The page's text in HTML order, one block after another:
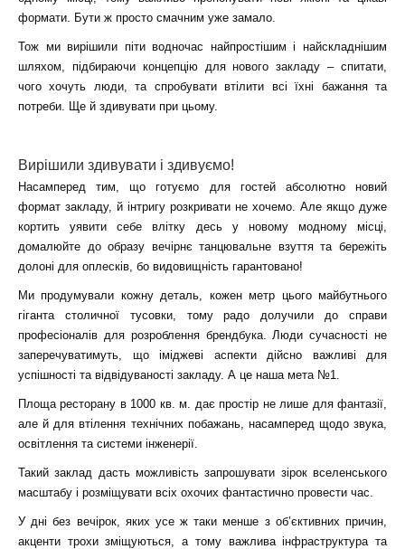
формати. Бути ж просто смачним уже замало.
Тож ми вирішили піти водночас найпростішим і найскладнішим
шляхом, підбираючи концепцію для нового закладу – спитати,
чого хочуть люди, та спробувати втілити всі їхні бажання та
потреби. Ще й здивувати при цьому.
Вирішили здивувати і здивуємо!
Насамперед тим, що готуємо для гостей абсолютно новий
формат закладу, й інтригу розкривати не хочемо. Але якщо дуже
кортить уявити себе влітку десь у новому модному місці,
домалюйте до образу вечірнє танцювальне взуття та бережіть
долоні для оплесків, бо видовищність гарантовано!
Ми продумували кожну деталь, кожен метр цього майбутнього
гіганта столичної тусовки, тому радо долучили до справи
професіоналів для розроблення брендбука. Люди сучасності не
заперечуватимуть, що іміджеві аспекти дійсно важливі для
успішності та відвідуваності закладу. А це наша мета №1.
Площа ресторану в 1000 кв. м. дає простір не лише для фантазії,
але й для втілення технічних побажань, насамперед щодо звука,
освітлення та системи інженерії.
Такий заклад дасть можливість запрошувати зірок вселенського
масштабу і розміщувати всіх охочих фантастично провести час.
У дні без вечірок, яких усе ж таки менше з об’єктивних причин,
акценти трохи зміщуються, а тому важлива інфраструктура та